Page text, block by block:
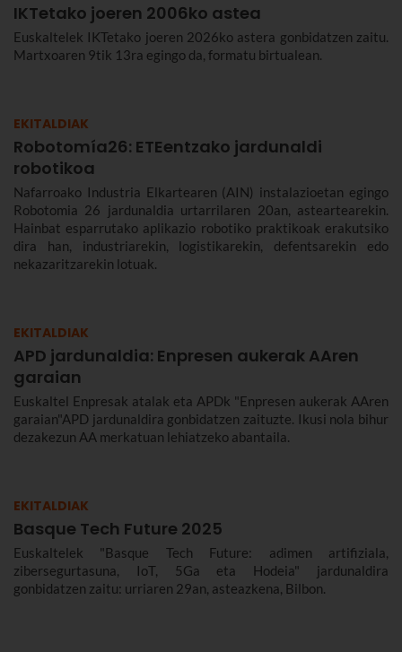
IKTetako joeren 2006ko astea
Euskaltelek IKTetako joeren 2026ko astera gonbidatzen zaitu.
Martxoaren 9tik 13ra egingo da, formatu birtualean.
EKITALDIAK
Robotomía26: ETEentzako jardunaldi
robotikoa
Nafarroako Industria Elkartearen (AIN) instalazioetan egingo
Robotomia 26 jardunaldia urtarrilaren 20an, asteartearekin.
Hainbat esparrutako aplikazio robotiko praktikoak erakutsiko
dira han, industriarekin, logistikarekin, defentsarekin edo
nekazaritzarekin lotuak.
EKITALDIAK
APD jardunaldia: Enpresen aukerak AAren
garaian
Euskaltel Enpresak atalak eta APDk "Enpresen aukerak AAren
garaian"APD jardunaldira gonbidatzen zaituzte. Ikusi nola bihur
dezakezun AA merkatuan lehiatzeko abantaila.
EKITALDIAK
Basque Tech Future 2025
Euskaltelek "Basque Tech Future: adimen artifiziala,
zibersegurtasuna, IoT, 5Ga eta Hodeia" jardunaldira
gonbidatzen zaitu: urriaren 29an, asteazkena, Bilbon.